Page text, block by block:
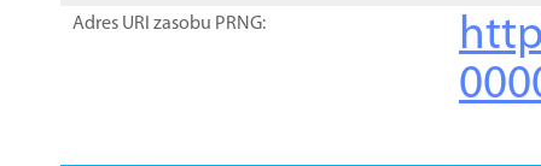
Adres URI zasobu PRNG: